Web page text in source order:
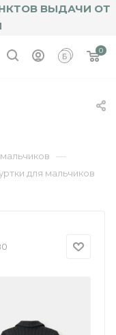
ВЫДАЧИ ОТ
0
—
для мальчиков